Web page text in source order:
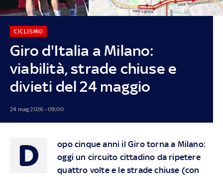
Giro d'Italia a Milano:
viabilità, strade chiuse e
divieti del 24 maggio
CICLISMO
24 mag 2026 - 09:00
D
opo cinque anni il Giro torna a Milano:
oggi un circuito cittadino da ripetere
quattro volte e le strade chiuse (con